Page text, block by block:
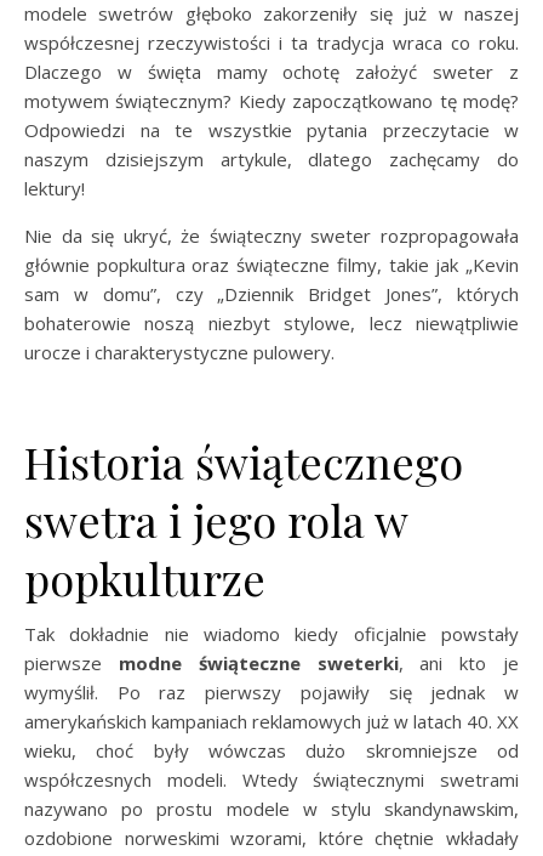
modele swetrów głęboko zakorzeniły się już w naszej
współczesnej rzeczywistości i ta tradycja wraca co roku.
Dlaczego w święta mamy ochotę założyć sweter z
motywem świątecznym? Kiedy zapoczątkowano tę modę?
Odpowiedzi na te wszystkie pytania przeczytacie w
naszym dzisiejszym artykule, dlatego zachęcamy do
lektury!
Nie da się ukryć, że świąteczny sweter rozpropagowała
głównie popkultura oraz świąteczne filmy, takie jak „Kevin
sam w domu”, czy „Dziennik Bridget Jones”, których
bohaterowie noszą niezbyt stylowe, lecz niewątpliwie
urocze i charakterystyczne pulowery.
Historia świątecznego
swetra i jego rola w
popkulturze
Tak dokładnie nie wiadomo kiedy oficjalnie powstały
pierwsze modne świąteczne sweterki, ani kto je
wymyślił. Po raz pierwszy pojawiły się jednak w
amerykańskich kampaniach reklamowych już w latach 40. XX
wieku, choć były wówczas dużo skromniejsze od
współczesnych modeli. Wtedy świątecznymi swetrami
nazywano po prostu modele w stylu skandynawskim,
ozdobione norweskimi wzorami, które chętnie wkładały